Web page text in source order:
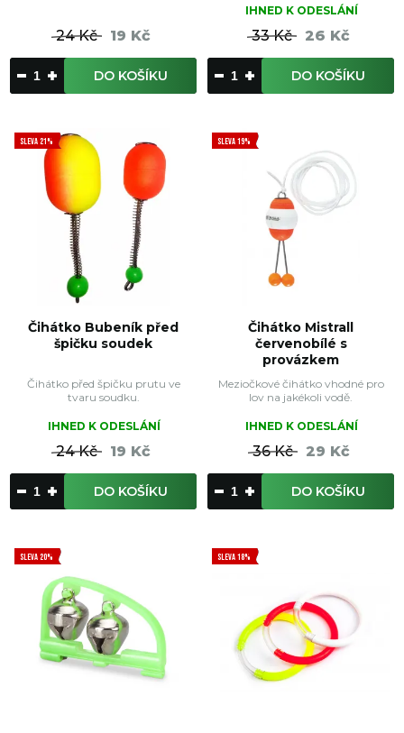
24 Kč 19 Kč
DO KOŠÍKU
IHNED K ODESLÁNÍ
33 Kč 26 Kč
DO KOŠÍKU
SLEVA 21%
Čihátko Bubeník před
špičku soudek
Čihátko před špičku prutu ve
tvaru soudku.
IHNED K ODESLÁNÍ
24 Kč 19 Kč
DO KOŠÍKU
SLEVA 19%
Čihátko Mistrall
červenobílé s
provázkem
Meziočkové čihátko vhodné pro
lov na jakékoli vodě.
IHNED K ODESLÁNÍ
36 Kč 29 Kč
DO KOŠÍKU
SLEVA 20% SLEVA 18%